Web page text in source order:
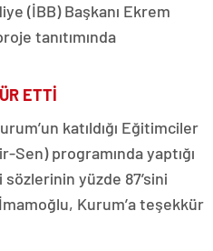
(İBB) Başkanı Ekrem
tanıtımında
ETTİ
katıldığı Eğitimciler
Sen) programında yaptığı
yüzde 87’sini
Kurum’a teşekkür